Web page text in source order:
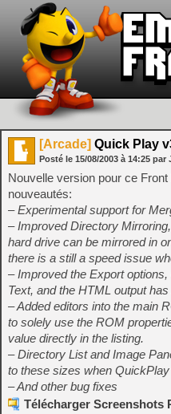
[Arcade] Quick Play
Posté le 15/08/2003 à 14:25 par
Nouvelle version pour ce
nouveautés:
– Experimental support for
– Improved Directory
hard drive can be mirrored in
there is a still a speed issue
– Improved the Export
Text, and the HTML output
– Added editors into the main
to solely use the ROM
value directly in the listing.
– Directory List and Image
to these sizes when
– And other bug fixes
Télécharger Screenshots